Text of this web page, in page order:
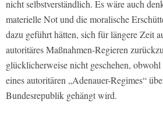
nicht selbstverständlich. Es wäre auch
materielle Not und die moralische
dazu geführt hätten, sich für längere Zeit
autoritäres Maßnahmen-Regieren
glücklicherweise nicht geschehen,
eines autoritären „Adenauer-Regimes“
Bundesrepublik gehängt wird.